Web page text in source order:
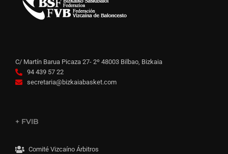
C/ Martín Barua Picaza 27- 2º 48003 Bilbao, Bizkaia
94 439 57 22
secretaria@bizkaiabasket.com
+ FVIB
Comité Vizcaíno Árbitros